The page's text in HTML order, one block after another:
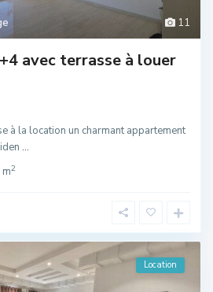
11
avec terrasse à louer
à la location un charmant appartement
...
2
Location